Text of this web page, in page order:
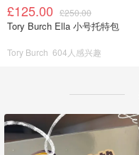
£125.00 £250.00
Tory Burch Ella 小号托特包
Tory Burch 604人感兴趣